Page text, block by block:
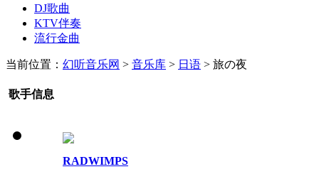
DJ歌曲
KTV伴奏
流行金曲
当前位置： 幻听音乐网 > 音乐库 > 日语 > 旅の夜
歌手信息
RADWIMPS